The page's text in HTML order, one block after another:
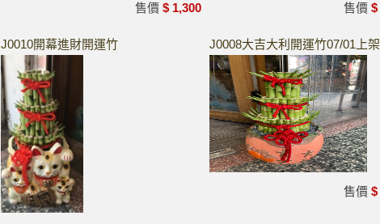
售價$ 1,300 售價$
J0010開幕進財開運竹 J0008大吉大利開運竹07/01上架
售價$